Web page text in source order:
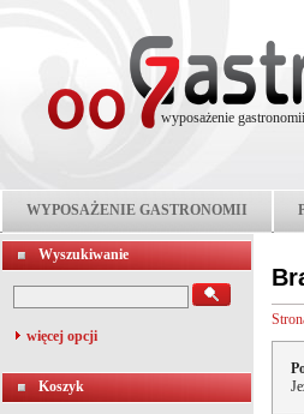
wyposażenie gastronomii
WYPOSAŻENIE GASTRONOMII
Wyszukiwanie
więcej opcji
Koszyk